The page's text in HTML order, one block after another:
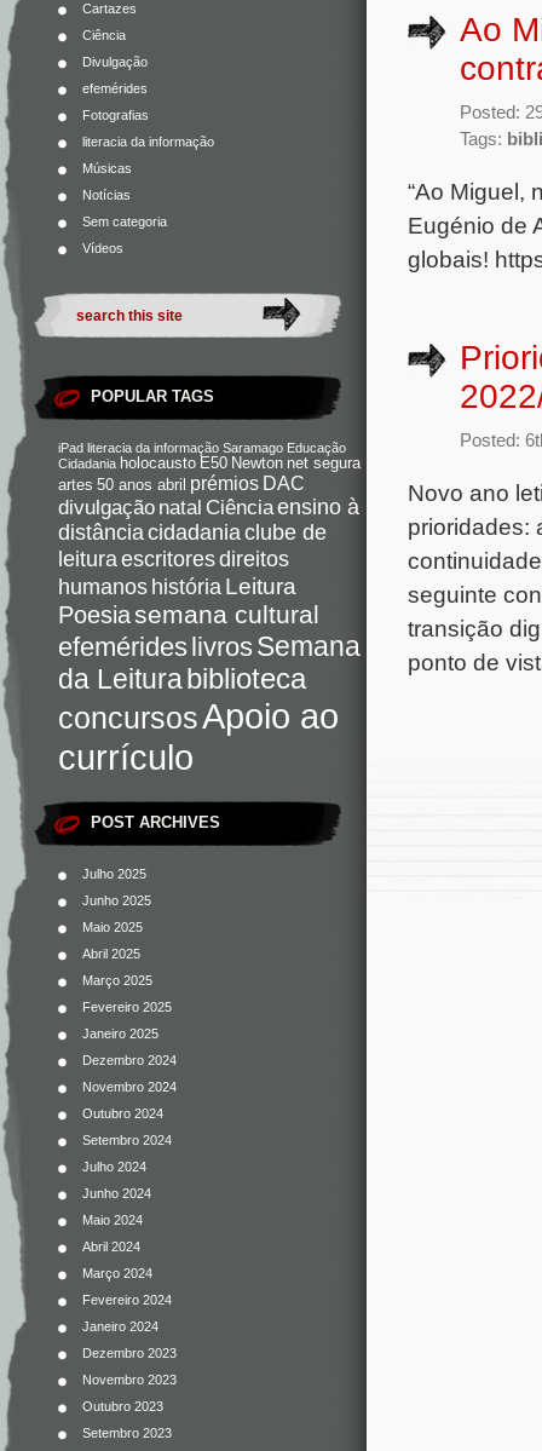
Cartazes
Ciência
Divulgação
efemérides
Fotografias
literacia da informação
Músicas
Notícias
Sem categoria
Vídeos
POPULAR TAGS
iPad literacia da informação Saramago Educação
Cidadania holocausto E50 Newton net segura
artes 50 anos abril prémios DAC
divulgação natal Ciênciaensino à
distânciacidadaniaclube de
leituraescritoresdireitos
humanoshistória Leitura
Poesiasemana cultural
efemérideslivrosSemana
da Leiturabiblioteca
concursosApoio ao
currículo
POST ARCHIVES
Julho 2025
Junho 2025
Maio 2025
Abril 2025
Março 2025
Fevereiro 2025
Janeiro 2025
Dezembro 2024
Novembro 2024
Outubro 2024
Setembro 2024
Julho 2024
Junho 2024
Maio 2024
Abril 2024
Março 2024
Fevereiro 2024
Janeiro 2024
Dezembro 2023
Novembro 2023
Outubro 2023
Setembro 2023
Ao
Posted:
Tags:
“Ao Miguel,
Eugénio de
globais!
Posted:
Novo ano
prioridades:
seguinte
transição
ponto de